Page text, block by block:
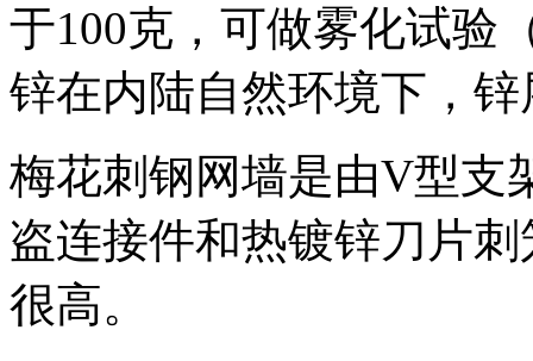
于100克，可做雾化试验
锌在内陆自然环境下，
梅花刺钢网墙是由V型支
盗连接件和热镀锌刀片
很高。